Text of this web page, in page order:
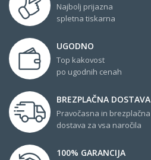
Najbolj prijazna
spletna tiskarna
UGODNO
Top kakovost
po ugodnih cenah
BREZPLAČNA DOSTAVA
Pravočasna in brezplačna
dostava za vsa naročila
100% GARANCIJA